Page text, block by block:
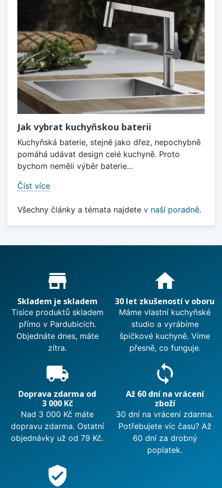
Jak vybrat kuchyňskou baterii
Kuchyňská baterie, stejně jako dřez, nepochybně
pomáhá udávat design celé kuchyně. Proto
bychom neměli výběr baterie...
Číst více
Všechny články a témata najdete v naší poradně.
Proč nakupovat u nás?
store_mall_directory
Skladem je skladem
Tisíce produktů skladem
přímo v Pardubicích.
Objednáte dnes, máte
zítra.
home
30 let zkušeností v oboru
Máme vlastní kuchyňské
studio a vyrábíme
špičkové kuchyně. Víme
přesně, co funguje.
local_shipping
Doprava zdarma od
3 000 Kč
Nad 3 000 Kč máte
dopravu zdarma. Ostatní
objednávky už od 79 Kč.
sync
Až 60 dní na vrácení
zboží
30 dní na vrácení zdarma.
Potřebujete víc času? Až
60 dní za drobný
poplatek.
verified_user